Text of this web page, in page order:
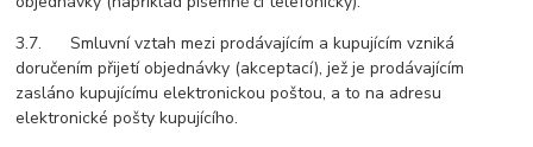
3.7. Smluvní vztah mezi prodávajícím a kupujícím vzniká
doručením přijetí objednávky (akceptací), jež je prodávajícím
zasláno kupujícímu elektronickou poštou, a to na adresu
elektronické pošty kupujícího.